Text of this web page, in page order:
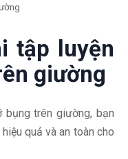
tập luyện
giường
bụng trên giường, bạn
quả và an toàn cho